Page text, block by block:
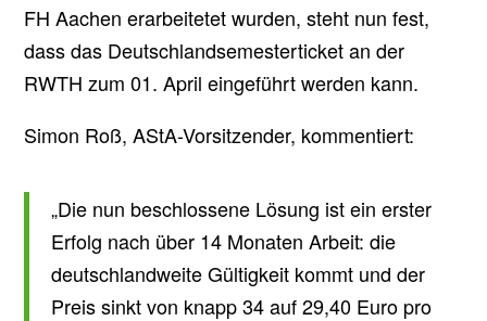
FH Aachen erarbeitetet wurden, steht nun fest,
dass das Deutschlandsemesterticket an der
RWTH zum 01. April eingeführt werden kann.
Simon Roß, AStA-Vorsitzender, kommentiert:
„Die nun beschlossene Lösung ist ein erster
Erfolg nach über 14 Monaten Arbeit: die
deutschlandweite Gültigkeit kommt und der
Preis sinkt von knapp 34 auf 29,40 Euro pro